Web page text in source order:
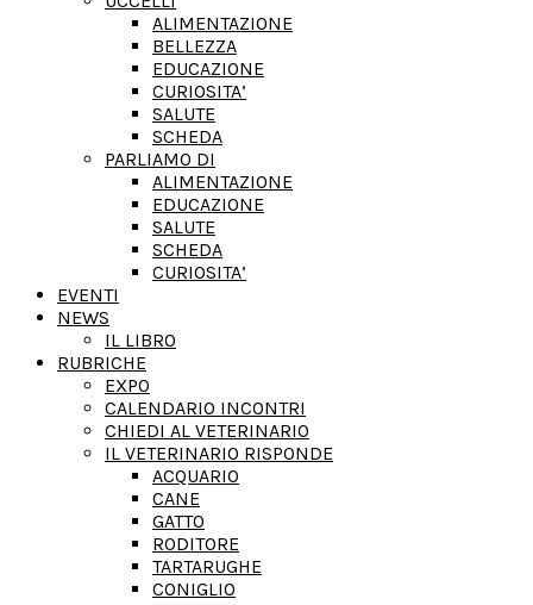
ALIMENTAZIONE
BELLEZZA
EDUCAZIONE
CURIOSITA’
SALUTE
SCHEDA
PARLIAMO DI
ALIMENTAZIONE
EDUCAZIONE
SALUTE
SCHEDA
CURIOSITA’
EVENTI
NEWS
IL LIBRO
RUBRICHE
EXPO
CALENDARIO INCONTRI
CHIEDI AL VETERINARIO
IL VETERINARIO RISPONDE
ACQUARIO
CANE
GATTO
RODITORE
TARTARUGHE
CONIGLIO